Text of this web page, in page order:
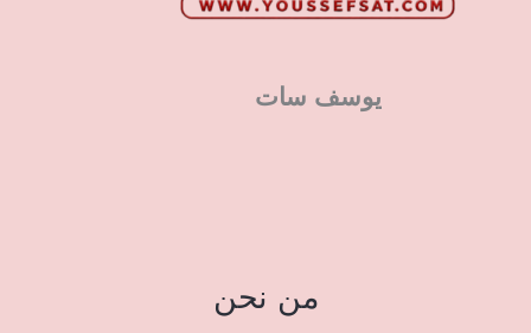
يوسف سات
من نحن